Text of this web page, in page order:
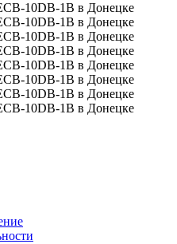
10DB-1B в Донецке
10DB-1B в Донецке
10DB-1B в Донецке
10DB-1B в Донецке
10DB-1B в Донецке
10DB-1B в Донецке
10DB-1B в Донецке
10DB-1B в Донецке